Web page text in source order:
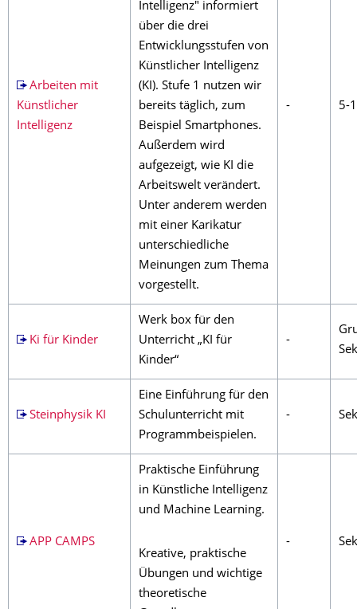
Arbeiten mit
Künstlicher
Intelligenz
Intelligenz" informiert
über die drei
Entwicklungsstufen von
Künstlicher Intelligenz
(KI). Stufe 1 nutzen wir
bereits täglich, zum
Beispiel Smartphones.
Außerdem wird
aufgezeigt, wie KI die
Arbeitswelt verändert.
Unter anderem werden
mit einer Karikatur
unterschiedliche
Meinungen zum Thema
vorgestellt.
- 5-
Ki für Kinder
Werk box für den
Unterricht „KI für
Kinder“
-
Steinphysik KI
Eine Einführung für den
Schulunterricht mit
Programmbeispielen.
-
APP CAMPS
Praktische Einführung
in Künstliche Intelligenz
und Machine Learning.
Kreative, praktische
Übungen und wichtige
theoretische
-